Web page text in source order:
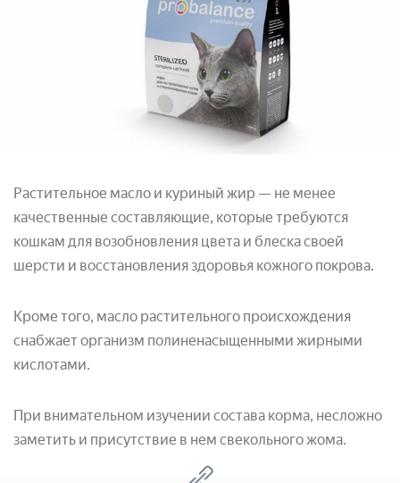
Растительное масло и куриный жир — не менее
качественные составляющие, которые требуются
кошкам для возобновления цвета и блеска своей
шерсти и восстановления здоровья кожного покрова.
Кроме того, масло растительного происхождения
снабжает организм полиненасыщенными жирными
кислотами.
При внимательном изучении состава корма, несложно
заметить и присутствие в нем свекольного жома.